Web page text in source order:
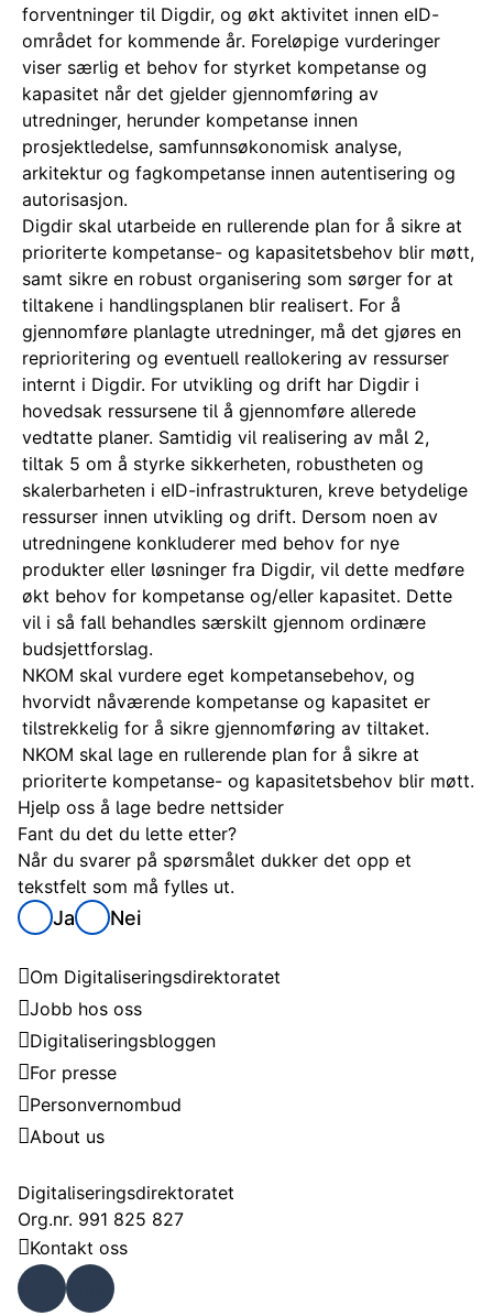
forventninger til Digdir, og økt aktivitet innen eID-
området for kommende år. Foreløpige vurderinger
viser særlig et behov for styrket kompetanse og
kapasitet når det gjelder gjennomføring av
utredninger, herunder kompetanse innen
prosjektledelse, samfunnsøkonomisk analyse,
arkitektur og fagkompetanse innen autentisering og
autorisasjon.
Digdir skal utarbeide en rullerende plan for å sikre at
prioriterte kompetanse- og kapasitetsbehov blir møtt,
samt sikre en robust organisering som sørger for at
tiltakene i handlingsplanen blir realisert. For å
gjennomføre planlagte utredninger, må det gjøres en
reprioritering og eventuell reallokering av ressurser
internt i Digdir. For utvikling og drift har Digdir i
hovedsak ressursene til å gjennomføre allerede
vedtatte planer. Samtidig vil realisering av mål 2,
tiltak 5 om å styrke sikkerheten, robustheten og
skalerbarheten i eID-infrastrukturen, kreve betydelige
ressurser innen utvikling og drift. Dersom noen av
utredningene konkluderer med behov for nye
produkter eller løsninger fra Digdir, vil dette medføre
økt behov for kompetanse og/eller kapasitet. Dette
vil i så fall behandles særskilt gjennom ordinære
budsjettforslag.
NKOM skal vurdere eget kompetansebehov, og
hvorvidt nåværende kompetanse og kapasitet er
tilstrekkelig for å sikre gjennomføring av tiltaket.
NKOM skal lage en rullerende plan for å sikre at
prioriterte kompetanse- og kapasitetsbehov blir møtt.
Hjelp oss å lage bedre nettsider
Fant du det du lette etter?
Når du svarer på spørsmålet dukker det opp et
tekstfelt som må fylles ut.
Ja Nei
Om Digitaliseringsdirektoratet
Jobb hos oss
Digitaliseringsbloggen
For presse
Personvernombud
About us
Digitaliseringsdirektoratet
Org.nr. 991 825 827
Kontakt oss
Faceb